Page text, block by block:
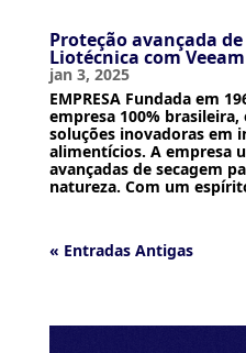
Proteção avançada
Liotécnica com Veeam
jan 3, 2025
EMPRESA Fundada em
empresa 100%
soluções inovadoras em
alimentícios. A empresa
avançadas de secagem
natureza. Com um
« Entradas Antigas